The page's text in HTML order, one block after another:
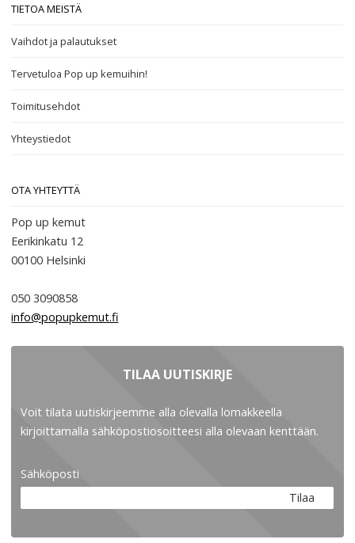
TIETOA MEISTÄ
Vaihdot ja palautukset
Tervetuloa Pop up kemuihin!
Toimitusehdot
Yhteystiedot
OTA YHTEYTTÄ
Pop up kemut
Eerikinkatu 12
00100 Helsinki
050 3090858
info@popupkemut.fi
TILAA UUTISKIRJE
Voit tilata uutiskirjeemme alla olevalla lomakkeella
kirjoittamalla sähköpostiosoitteesi alla olevaan kenttään.
Sähköposti
Tilaa